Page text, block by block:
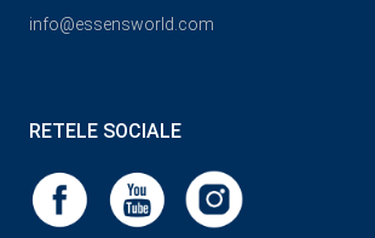
info@essensworld.com
RETELE SOCIALE